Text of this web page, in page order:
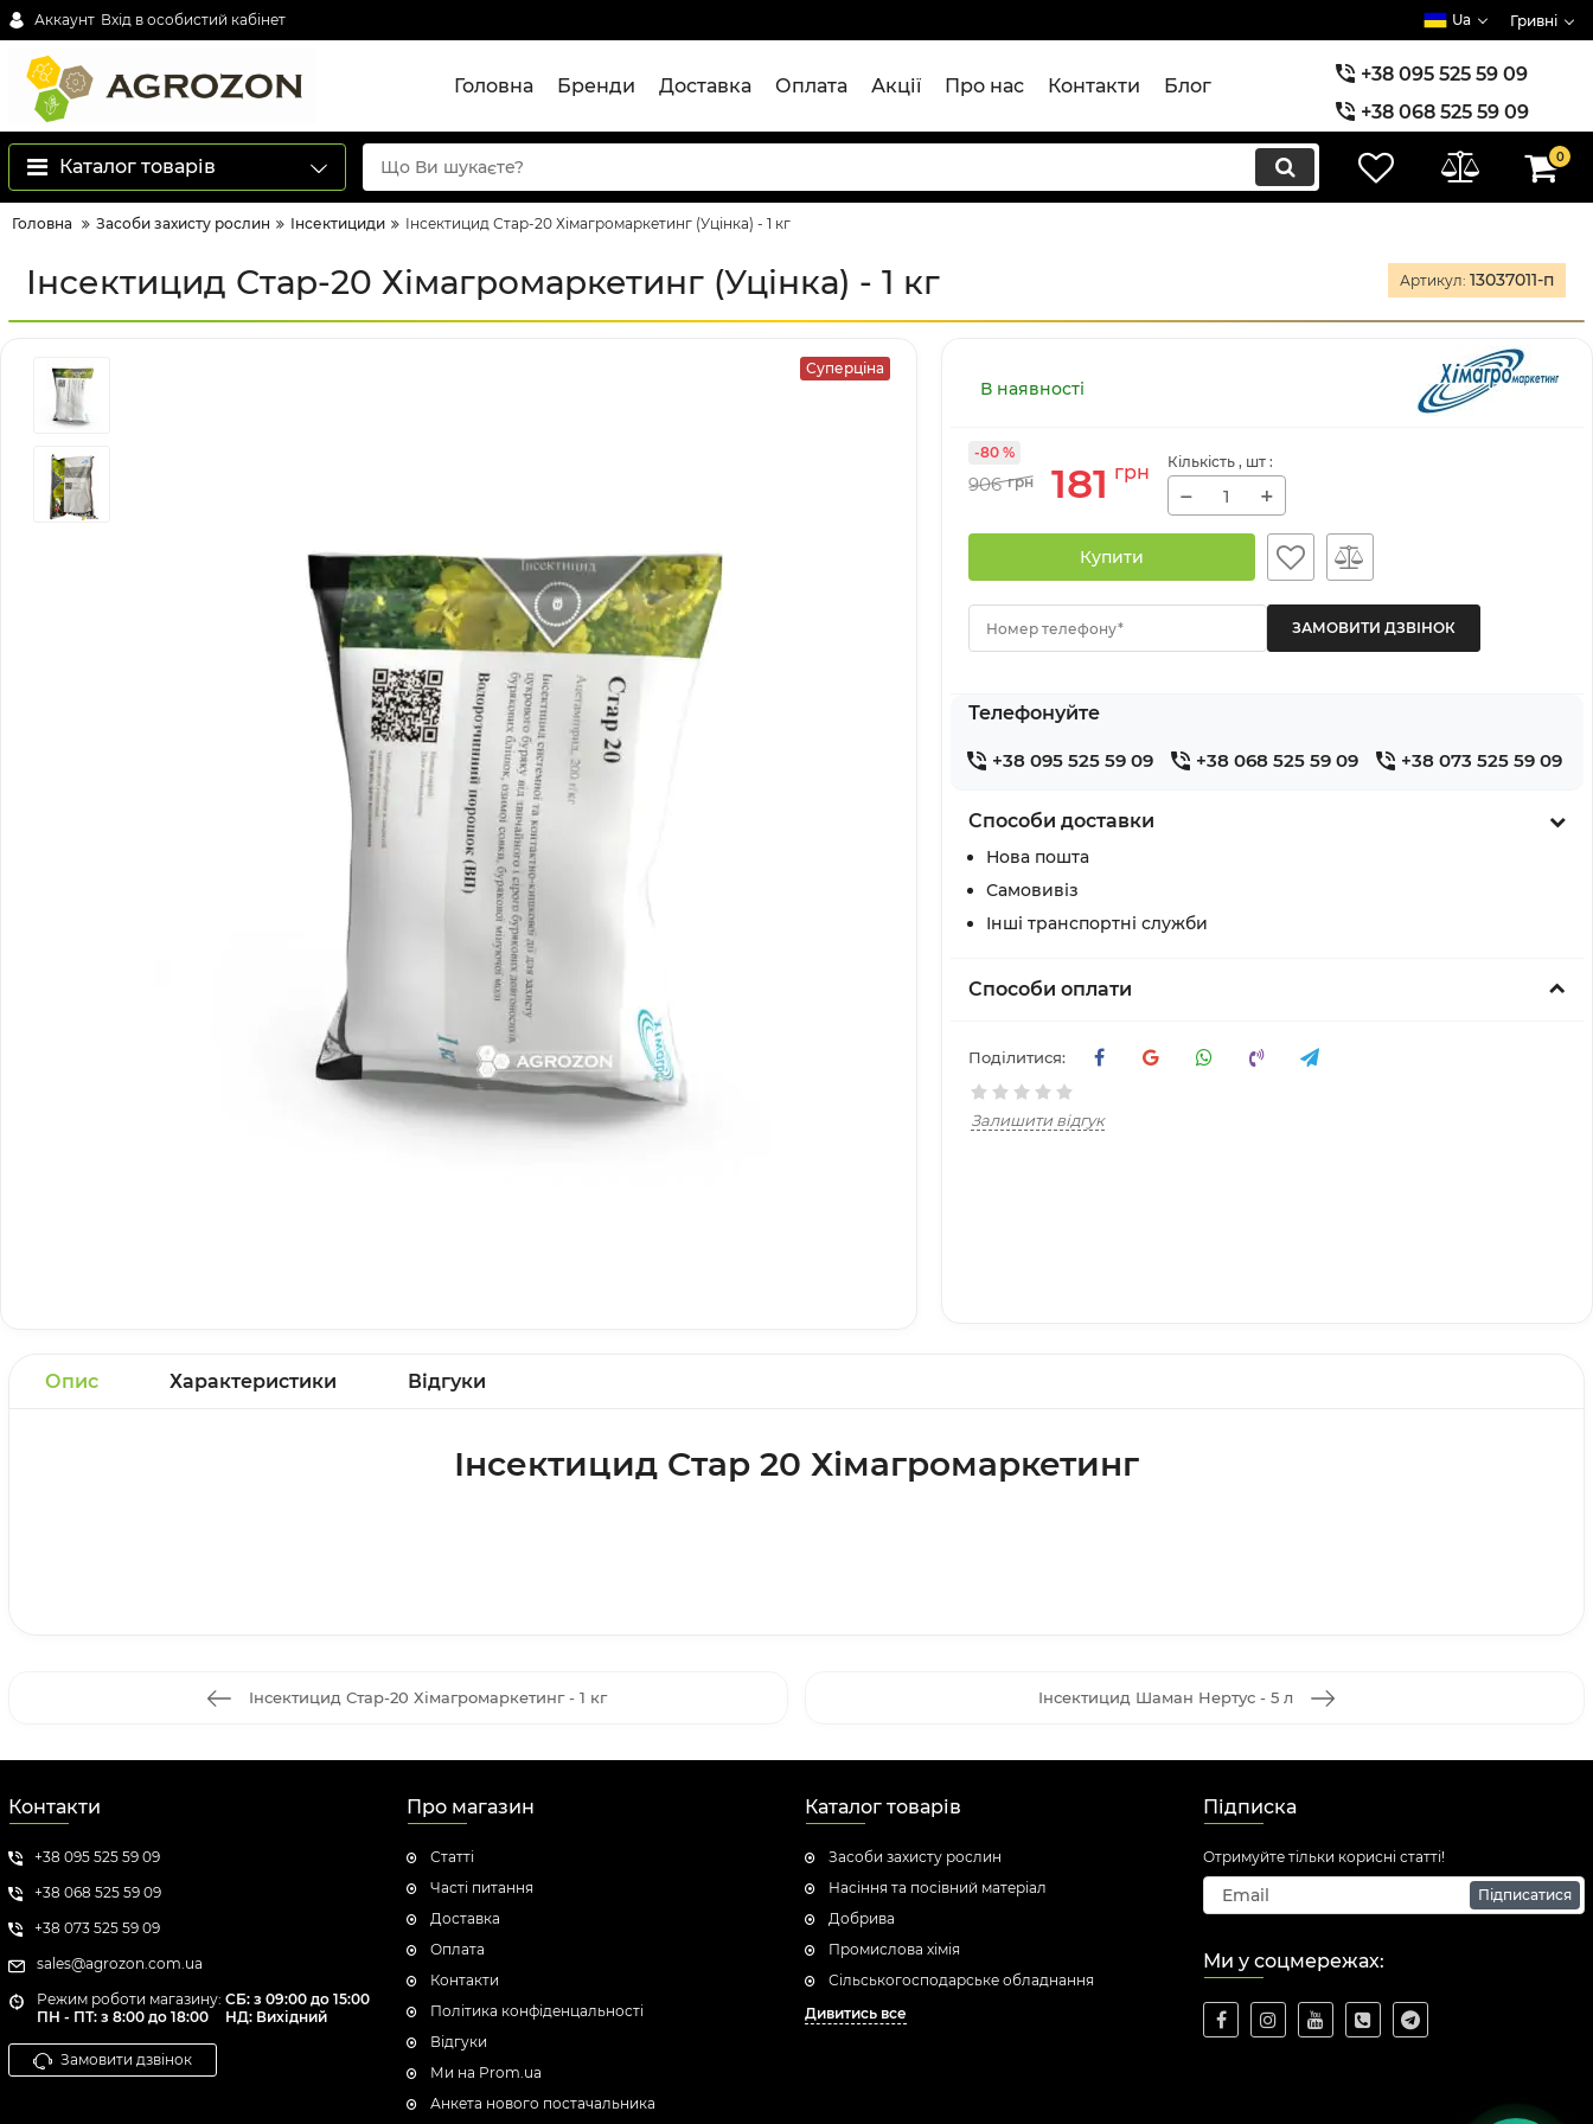
Аккаунт Вхід в особистий кабінет Ua Гривні
Головна Бренди Доставка Оплата Акції Про нас Контакти Блог
+38 095 525 59 09
+38 068 525 59 09
+38 073 525 59 09
Каталог товарів 0
Головна Засоби захисту рослин Інсектициди Інсектицид Стар-20 Хімагромаркетинг (Уцінка) - 1 кг
Інсектицид Стар-20 Хімагромаркетинг (Уцінка) - 1 кг Артикул: 13037011-п
Суперціна
В наявності
906 грн 181 грн
-80 % Кількість , шт :
− +
Купити
Номер телефону*
Телефонуйте
+38 095 525 59 09 +38 068 525 59 09 +38 073 525 59 09
Способи доставки
Нова пошта
Самовивіз
Інші транспортні служби
Способи оплати
Поділитися:
Залишити відгук
Опис Характеристики Відгуки
Інсектицид Стар 20 Хімагромаркетинг
Інсектицид Стар-20 Хімагромаркетинг - 1 кг Інсектицид Шаман Нертус - 5 л
Контакти
+38 095 525 59 09
+38 068 525 59 09
+38 073 525 59 09
sales@agrozon.com.ua
Режим роботи магазину:
ПН - ПТ: з 8:00 до 18:00
СБ: з 09:00 до 15:00
НД: Вихідний
Замовити дзвінок
Про магазин
Статті
Часті питання
Доставка
Оплата
Контакти
Політика конфіденцальності
Відгуки
Ми на Prom.ua
Анкета нового постачальника
Каталог товарів
Засоби захисту рослин
Насіння та посівний матеріал
Добрива
Промислова хімія
Сільськогосподарське обладнання
Дивитись все
Підписка
Отримуйте тільки корисні статті!
Підписатися
Ми у соцмережах: